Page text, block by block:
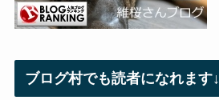
ブログ村でも読者になれます↓